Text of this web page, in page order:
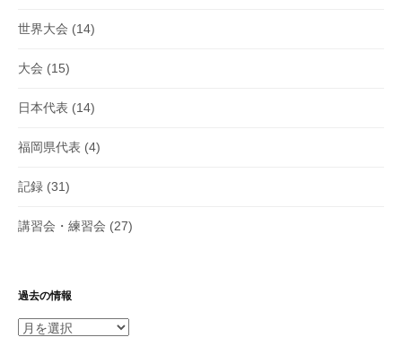
世界大会 (14)
大会 (15)
日本代表 (14)
福岡県代表 (4)
記録 (31)
講習会・練習会 (27)
過去の情報
過